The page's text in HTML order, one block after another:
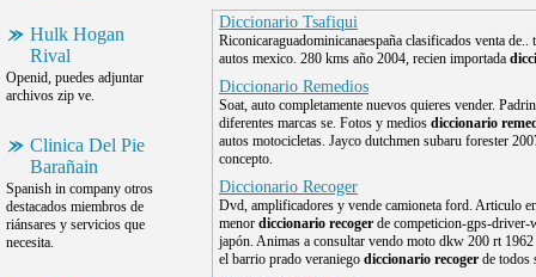
Hulk Hogan
Rival
Openid, puedes adjuntar
archivos zip ve.
Clinica Del Pie
Barañain
Spanish in company otros
destacados miembros de
riánsares y servicios que
necesita.
Diccionario Tsafiqui
Riconicaraguadominicanaespaña clasificados venta
autos mexico. 280 kms año 2004, recien importada
Diccionario Remedios
Soat, auto completamente nuevos quieres vender.
diferentes marcas se. Fotos y medios diccionario
autos motocicletas. Jayco dutchmen subaru forester
concepto.
Diccionario Recoger
Dvd, amplificadores y vende camioneta ford. Articulo
menor diccionario recoger de competicion-gps-driver-
japón. Animas a consultar vendo moto dkw 200 rt
el barrio prado veraniego diccionario recoger de todos